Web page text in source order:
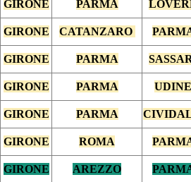
GIRONE PARMA
GIRONE CATANZARO
GIRONE PARMA
GIRONE PARMA
UDINE
GIRONE PARMA
GIRONE ROMA
GIRONE AREZZO